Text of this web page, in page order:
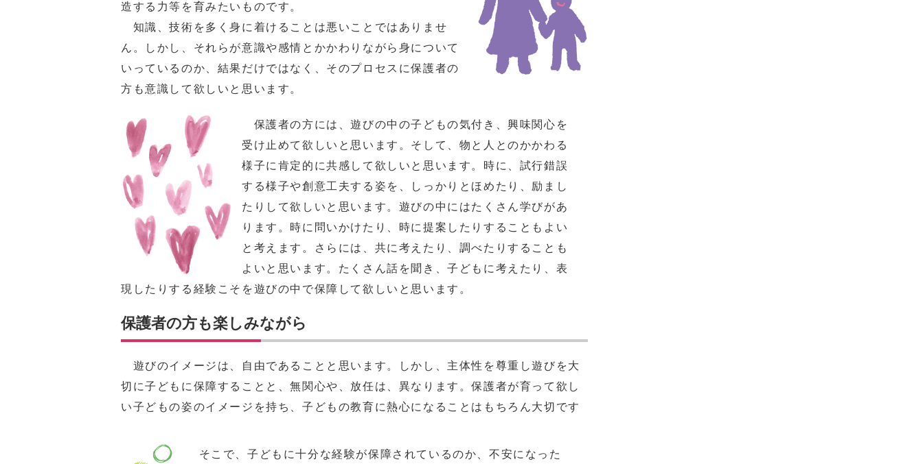
造する力等を育みたいものです。
知識、技術を多く身に着けることは悪いことではありませ
ん。しかし、それらが意識や感情とかかわりながら身について
いっているのか、結果だけではなく、そのプロセスに保護者の
方も意識して欲しいと思います。
保護者の方には、遊びの中の子どもの気付き、興味関心を
受け止めて欲しいと思います。そして、物と人とのかかわる
様子に肯定的に共感して欲しいと思います。時に、試行錯誤
する様子や創意工夫する姿を、しっかりとほめたり、励まし
たりして欲しいと思います。遊びの中にはたくさん学びがあ
ります。時に問いかけたり、時に提案したりすることもよい
と考えます。さらには、共に考えたり、調べたりすることも
よいと思います。たくさん話を聞き、子どもに考えたり、表
現したりする経験こそを遊びの中で保障して欲しいと思います。
保護者の方も楽しみながら
遊びのイメージは、自由であることと思います。しかし、主体性を尊重し遊びを大
切に子どもに保障することと、無関心や、放任は、異なります。保護者が育って欲し
い子どもの姿のイメージを持ち、子どもの教育に熱心になることはもちろん大切です
そこで、子どもに十分な経験が保障されているのか、不安になった